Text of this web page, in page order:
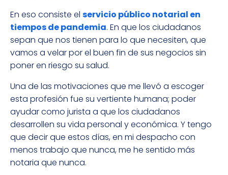
En eso consiste el servicio público notarial en
tiempos de pandemia. En que los ciudadanos
sepan que nos tienen para lo que necesiten, que
vamos a velar por el buen fin de sus negocios sin
poner en riesgo su salud.
Una de las motivaciones que me llevó a escoger
esta profesión fue su vertiente humana; poder
ayudar como jurista a que los ciudadanos
desarrollen su vida personal y económica. Y tengo
que decir que estos días, en mi despacho con
menos trabajo que nunca, me he sentido más
notaria que nunca.